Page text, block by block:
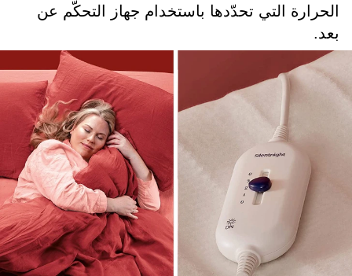
الحرارة التي تحدّدها باستخدام جهاز التحكّم عن
بعد.